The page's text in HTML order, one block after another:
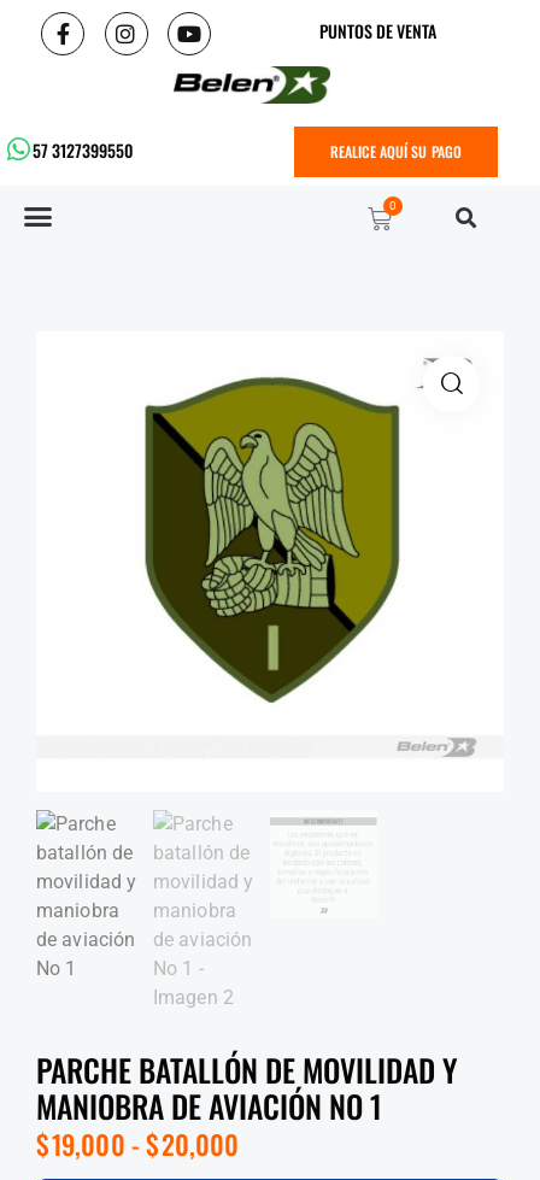
PUNTOS DE VENTA
57 3127399550 REALICE AQUÍ SU PAGO
0
PARCHE BATALLÓN DE MOVILIDAD Y
MANIOBRA DE AVIACIÓN NO 1
$19,000-$20,000